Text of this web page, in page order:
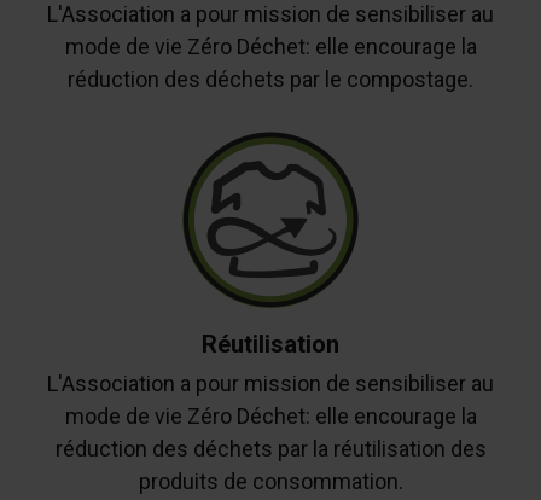
L'Association a pour mission de sensibiliser au
mode de vie Zéro Déchet: elle encourage la
réduction des déchets par le compostage.
Réutilisation
L'Association a pour mission de sensibiliser au
mode de vie Zéro Déchet: elle encourage la
réduction des déchets par la réutilisation des
produits de consommation.